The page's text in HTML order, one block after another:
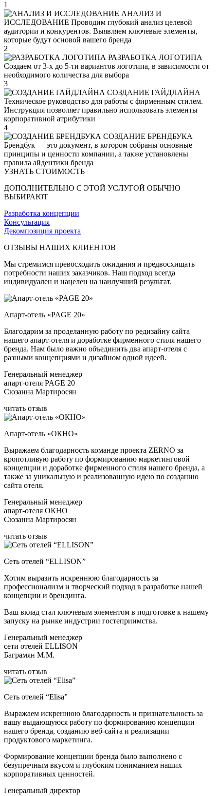
1
АНАЛИЗ И
ИССЛЕДОВАНИЕ Проводим глубокий анализ целевой
аудитории и конкурентов. Выявляем ключевые элементы,
которые будут основой вашего бренда
2
РАЗРАБОТКА ЛОГОТИПА
Создаем от 3-х до 5-ти вариантов логотипа, в зависимости от
необходимого количества для выбора
3
СОЗДАНИЕ ГАЙДЛАЙНА
Техническое руководство для работы с фирменным стилем.
Инструкция позволяет правильно использовать элементы
корпоративной атрибутики
4
СОЗДАНИЕ БРЕНДБУКА
Брендбук — это документ, в котором собраны основные
принципы и ценности компании, а также установлены
правила айдентики бренда
УЗНАТЬ СТОИМОСТЬ
ДОПОЛНИТЕЛЬНО С ЭТОЙ УСЛУГОЙ ОБЫЧНО
ВЫБИРАЮТ
Разработка концепции
Консультация
Декомпозиция проекта
ОТЗЫВЫ НАШИХ КЛИЕНТОВ
Мы стремимся превосходить ожидания и предвосхищать
потребности наших заказчиков. Наш подход всегда
индивидуален и нацелен на наилучший результат.
Апарт-отель «PAGE 20»
Благодарим за проделанную работу по редизайну сайта
нашего апарт-отеля и доработке фирменного стиля нашего
бренда. Нам было важно объединить два апарт-отеля с
разными концепциями и дизайном одной идеей.
Генеральный менеджер
апарт-отеля PAGE 20
Сюзанна Мартиросян
читать отзыв
Апарт-отель «ОКНО»
Выражаем благодарность команде проекта ZERNO за
кропотливую работу по формированию маркетинговой
концепции и доработке фирменного стиля нашего бренда, а
также за уникальную и реализованную идею по созданию
сайта отеля.
Генеральный менеджер
апарт-отеля ОКНО
Сюзанна Мартиросян
читать отзыв
Сеть отелей “ELLISON”
Хотим выразить искреннюю благодарность за
профессионализм и творческий подход в разработке нашей
концепции и брендинга.
Ваш вклад стал ключевым элементом в подготовке к нашему
запуску на рынке индустрии гостеприимства.
Генеральный менеджер
сети отелей ELLISON
Баграмян М.М.
читать отзыв
Сеть отелей “Elisa”
Выражаем искреннюю благодарность и признательность за
вашу выдающуюся работу по формированию концепции
нашего бренда, созданию веб-сайта и реализации
продуктового маркетинга.
Формирование концепции бренда было выполнено с
безупречным вкусом и глубоким пониманием наших
корпоративных ценностей.
Генеральный директор